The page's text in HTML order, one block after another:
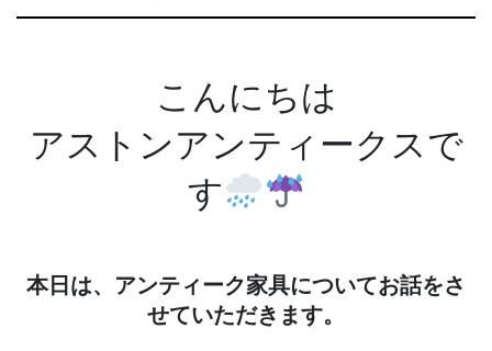
こんにちは
アストンアンティークスで
す
本日は、アンティーク家具についてお話をさ
せていただきます。